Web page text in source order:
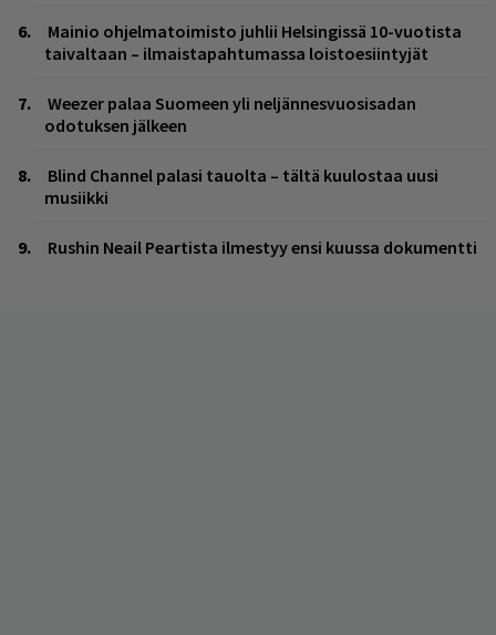
Mainio ohjelmatoimisto juhlii Helsingissä 10-vuotista
taivaltaan – ilmaistapahtumassa loistoesiintyjät
Weezer palaa Suomeen yli neljännesvuosisadan
odotuksen jälkeen
Blind Channel palasi tauolta – tältä kuulostaa uusi
musiikki
Rushin Neail Peartista ilmestyy ensi kuussa dokumentti